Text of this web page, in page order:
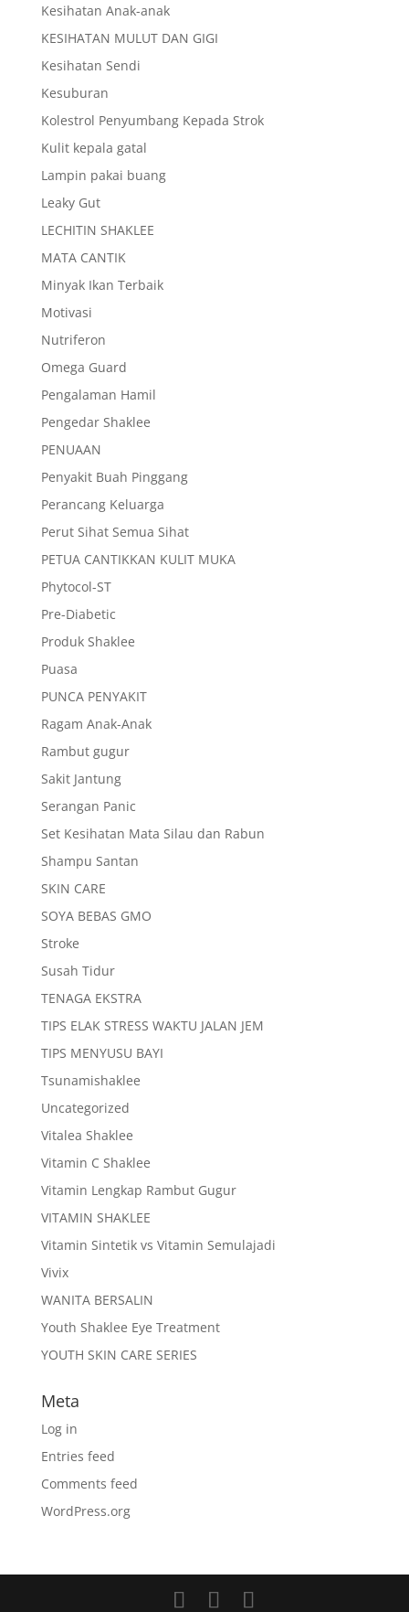
Kesihatan Anak-anak
KESIHATAN MULUT DAN GIGI
Kesihatan Sendi
Kesuburan
Kolestrol Penyumbang Kepada Strok
Kulit kepala gatal
Lampin pakai buang
Leaky Gut
LECHITIN SHAKLEE
MATA CANTIK
Minyak Ikan Terbaik
Motivasi
Nutriferon
Omega Guard
Pengalaman Hamil
Pengedar Shaklee
PENUAAN
Penyakit Buah Pinggang
Perancang Keluarga
Perut Sihat Semua Sihat
PETUA CANTIKKAN KULIT MUKA
Phytocol-ST
Pre-Diabetic
Produk Shaklee
Puasa
PUNCA PENYAKIT
Ragam Anak-Anak
Rambut gugur
Sakit Jantung
Serangan Panic
Set Kesihatan Mata Silau dan Rabun
Shampu Santan
SKIN CARE
SOYA BEBAS GMO
Stroke
Susah Tidur
TENAGA EKSTRA
TIPS ELAK STRESS WAKTU JALAN JEM
TIPS MENYUSU BAYI
Tsunamishaklee
Uncategorized
Vitalea Shaklee
Vitamin C Shaklee
Vitamin Lengkap Rambut Gugur
VITAMIN SHAKLEE
Vitamin Sintetik vs Vitamin Semulajadi
Vivix
WANITA BERSALIN
Youth Shaklee Eye Treatment
YOUTH SKIN CARE SERIES
Meta
Log in
Entries feed
Comments feed
WordPress.org